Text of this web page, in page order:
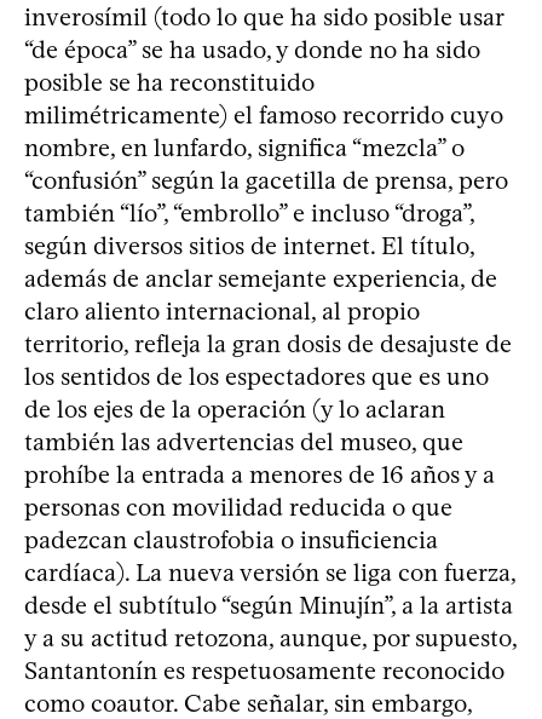
inverosímil (todo lo que ha sido posible usar
“de época” se ha usado, y donde no ha sido
posible se ha reconstituido
milimétricamente) el famoso recorrido cuyo
nombre, en lunfardo, significa “mezcla” o
“confusión” según la gacetilla de prensa, pero
también “lío”, “embrollo” e incluso “droga”,
según diversos sitios de internet. El título,
además de anclar semejante experiencia, de
claro aliento internacional, al propio
territorio, refleja la gran dosis de desajuste de
los sentidos de los espectadores que es uno
de los ejes de la operación (y lo aclaran
también las advertencias del museo, que
prohíbe la entrada a menores de 16 años y a
personas con movilidad reducida o que
padezcan claustrofobia o insuficiencia
cardíaca). La nueva versión se liga con fuerza,
desde el subtítulo “según Minujín”, a la artista
y a su actitud retozona, aunque, por supuesto,
Santantonín es respetuosamente reconocido
como coautor. Cabe señalar, sin embargo,